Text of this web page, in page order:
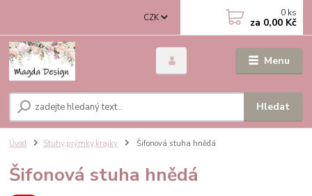
Menu
CZK
Hledat
0 ks
za 0,00 Kč
Úvod Stuhy,prýmky,krajky Šifonová stuha hnědá
Šifonová stuha hnědá